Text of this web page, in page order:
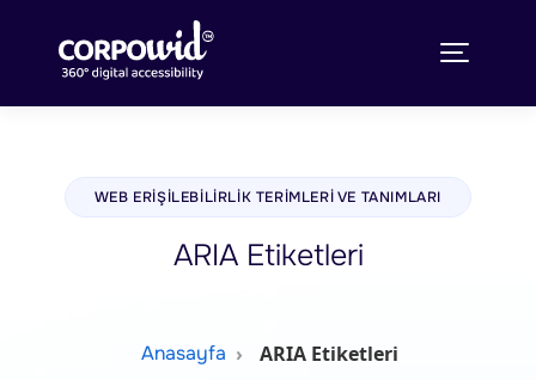
WEB ERIŞILEBILIRLIK TERIMLERI VE TANIMLARI
ARIA Etiketleri
Anasayfa ARIA Etiketleri